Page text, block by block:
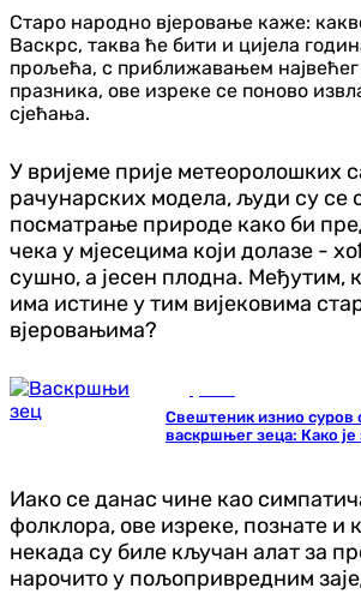
Старо народно вјеровање каже:
Васкрс, таква ће бити и цијела
прољећа, с приближавањем
празника, ове изреке се поново
сјећања.
У вријеме прије метеоролошких
рачунарских модела, људи су се
посматрање природе како би
чека у мјесецима који долазе -
сушно, а јесен плодна. Међутим,
има истине у тим вијековима
вјеровањима?
Свештеник изнио суров
васкршњег зеца: Како је
Иако се данас чине као
фолклора, ове изреке, познате и
некада су биле кључан алат за
нарочито у пољопривредним